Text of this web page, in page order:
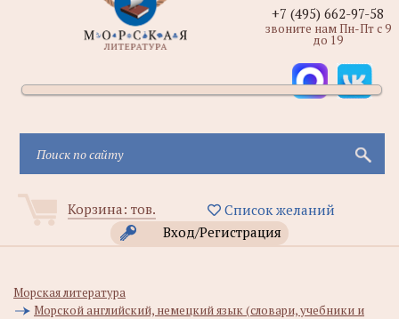
Корзина: тов.
Список желаний
Вход/Регистрация
+7 (495) 662-97-58
звоните нам Пн-Пт с 9
до 19
Морская литература
Морской английский, немецкий язык (словари, учебники и